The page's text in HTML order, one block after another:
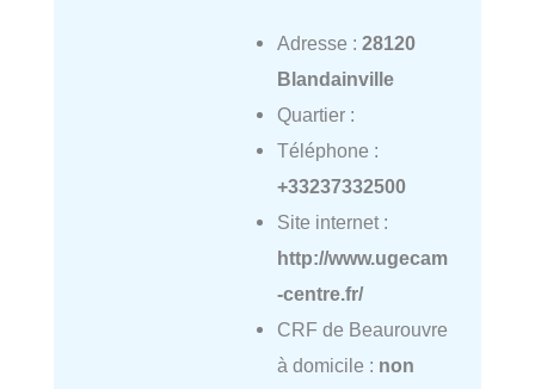
Adresse : 28120
Blandainville
Quartier :
Téléphone :
+33237332500
Site internet :
http://www.ugecam
-centre.fr/
CRF de Beaurouvre
à domicile : non